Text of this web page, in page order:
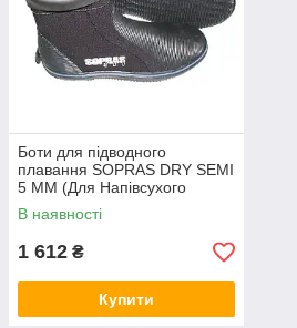
Боти для підводного
плавання SOPRAS DRY SEMI
5 MM (Для Напівсухого
Костюма)
В наявності
1 612 ₴
Купити